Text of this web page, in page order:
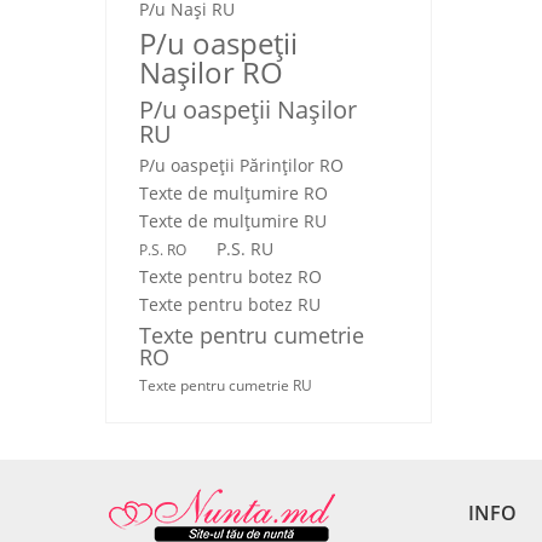
P/u Nași RU
P/u oaspeții
Nașilor RO
P/u oaspeții Nașilor
RU
P/u oaspeţii Părinţilor RO
Texte de mulţumire RO
Texte de mulţumire RU
P.S. RO
P.S. RU
Texte pentru botez RO
Texte pentru botez RU
Texte pentru cumetrie
RO
Texte pentru cumetrie RU
INFO